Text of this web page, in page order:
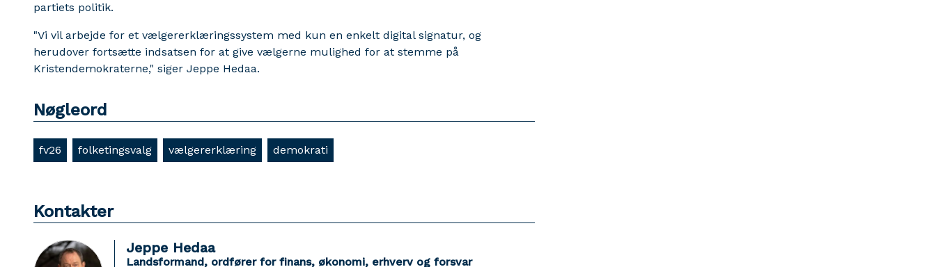
partiets politik.
"Vi vil arbejde for et vælgererklæringssystem med kun en enkelt digital signatur, og
herudover fortsætte indsatsen for at give vælgerne mulighed for at stemme på
Kristendemokraterne," siger Jeppe Hedaa.
Nøgleord
fv26 folketingsvalg vælgererklæring demokrati
Kontakter
Jeppe Hedaa
Landsformand, ordfører for finans, økonomi, erhverv og forsvar